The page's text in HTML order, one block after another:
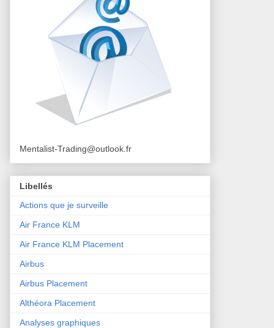
Mentalist-Trading@outlook.fr
Libellés
Actions que je surveille
Air France KLM
Air France KLM Placement
Airbus
Airbus Placement
Althéora Placement
Analyses graphiques